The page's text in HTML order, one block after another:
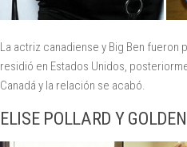
La actriz canadiense y Big Ben fueron
residió en Estados Unidos,
Canadá y la relación se acabó.
ELISE POLLARD Y